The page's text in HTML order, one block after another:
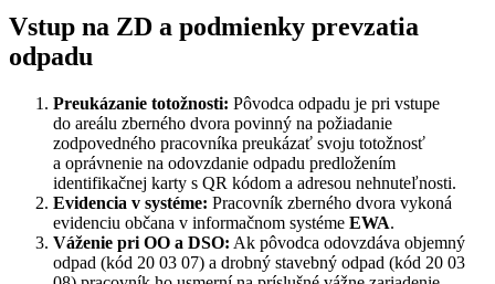
Vstup na ZD a podmienky prevzatia
odpadu
Preukázanie totožnosti: Pôvodca odpadu je pri vstupe
do areálu zberného dvora povinný na požiadanie
zodpovedného pracovníka preukázať svoju totožnosť
a oprávnenie na odovzdanie odpadu predložením
identifikačnej karty s QR kódom a adresou nehnuteľnosti.
Evidencia v systéme: Pracovník zberného dvora vykoná
evidenciu občana v informačnom systéme EWA.
Váženie pri OO a DSO: Ak pôvodca odovzdáva objemný
odpad (kód 20 03 07) a drobný stavebný odpad (kód 20 03